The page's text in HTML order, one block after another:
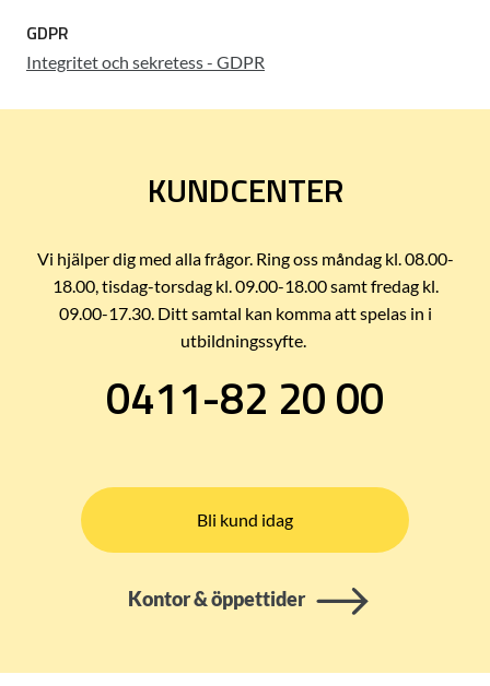
GDPR
Integritet och sekretess - GDPR
KUNDCENTER
Vi hjälper dig med alla frågor. Ring oss måndag kl. 08.00-
18.00, tisdag-torsdag kl. 09.00-18.00 samt fredag kl.
09.00-17.30. Ditt samtal kan komma att spelas in i
utbildningssyfte.
0411-82 20 00
Bli kund idag
Kontor & öppettider